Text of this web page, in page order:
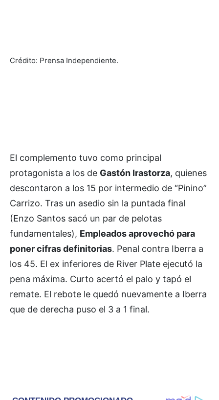
Crédito: Prensa Independiente.
El complemento tuvo como principal
protagonista a los de Gastón Irastorza, quienes
descontaron a los 15 por intermedio de “Pinino”
Carrizo. Tras un asedio sin la puntada final
(Enzo Santos sacó un par de pelotas
fundamentales), Empleados aprovechó para
poner cifras definitorias. Penal contra Iberra a
los 45. El ex inferiores de River Plate ejecutó la
pena máxima. Curto acertó el palo y tapó el
remate. El rebote le quedó nuevamente a Iberra
que de derecha puso el 3 a 1 final.